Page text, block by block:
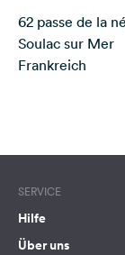
Instagram
62 passe de la
Soulac sur Mer
Frankreich
SERVICE
Hilfe
Über uns